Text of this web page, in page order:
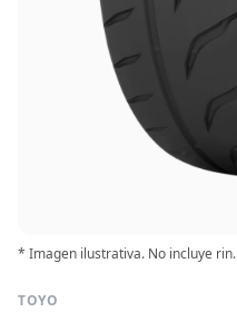
* Imagen ilustrativa. No incluye rin.
TOYO